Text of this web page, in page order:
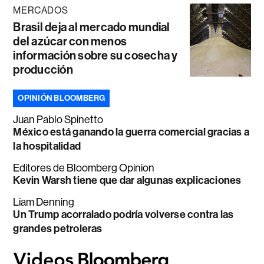
MERCADOS
Brasil deja al mercado mundial
del azúcar con menos
información sobre su cosecha y
producción
OPINIÓN BLOOMBERG
Juan Pablo Spinetto
México está ganando la guerra comercial gracias a
la hospitalidad
Editores de Bloomberg Opinion
Kevin Warsh tiene que dar algunas explicaciones
Liam Denning
Un Trump acorralado podría volverse contra las
grandes petroleras